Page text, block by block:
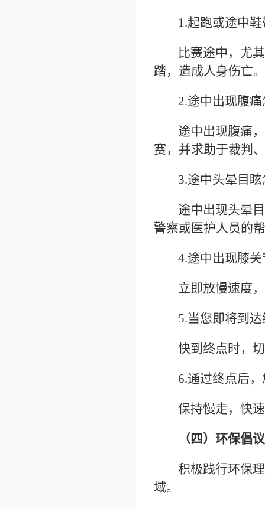
1.起跑或途中
比赛途中，尤
踏，造成人身伤亡
2.途中出现腹
途中出现腹痛
赛，并求助于裁判
3.途中头晕目
途中出现头晕
警察或医护人员的
4.途中出现膝
立即放慢速度
5.当您即将到
快到终点时，
6.通过终点后
保持慢走，快
（四）环保倡议
积极践行环保
域。